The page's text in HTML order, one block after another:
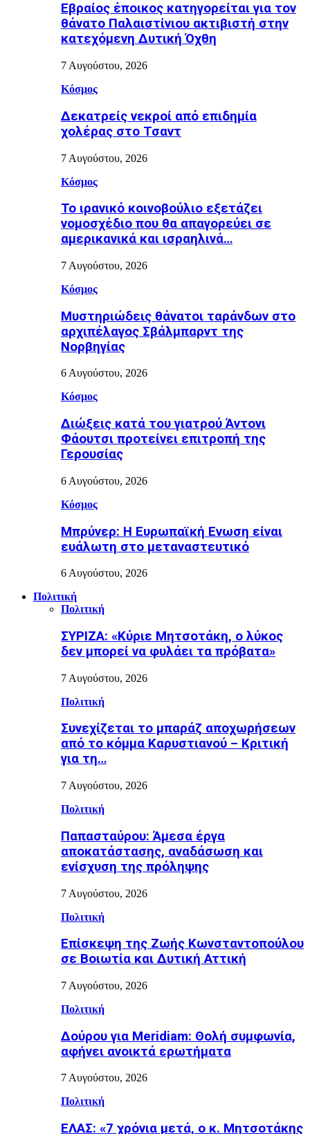
Εβραίος έποικος κατηγορείται για τον
θάνατο Παλαιστίνιου ακτιβιστή στην
κατεχόμενη Δυτική Όχθη
7 Αυγούστου, 2026
Κόσμος
Δεκατρείς νεκροί από επιδημία
χολέρας στο Τσαντ
7 Αυγούστου, 2026
Κόσμος
Το ιρανικό κοινοβούλιο εξετάζει
νομοσχέδιο που θα απαγορεύει σε
αμερικανικά και ισραηλινά…
7 Αυγούστου, 2026
Κόσμος
Μυστηριώδεις θάνατοι ταράνδων στο
αρχιπέλαγος Σβάλμπαρντ της
Νορβηγίας
6 Αυγούστου, 2026
Κόσμος
Διώξεις κατά του γιατρού Άντονι
Φάουτσι προτείνει επιτροπή της
Γερουσίας
6 Αυγούστου, 2026
Κόσμος
Μπρύνερ: Η Ευρωπαϊκή Ενωση είναι
ευάλωτη στο μεταναστευτικό
6 Αυγούστου, 2026
Πολιτική
Πολιτική
ΣΥΡΙΖΑ: «Κύριε Μητσοτάκη, ο λύκος
δεν μπορεί να φυλάει τα πρόβατα»
7 Αυγούστου, 2026
Πολιτική
Συνεχίζεται το μπαράζ αποχωρήσεων
από το κόμμα Καρυστιανού – Κριτική
για τη…
7 Αυγούστου, 2026
Πολιτική
Παπασταύρου: Άμεσα έργα
αποκατάστασης, αναδάσωση και
ενίσχυση της πρόληψης
7 Αυγούστου, 2026
Πολιτική
Επίσκεψη της Ζωής Κωνσταντοπούλου
σε Βοιωτία και Δυτική Αττική
7 Αυγούστου, 2026
Πολιτική
Δούρου για Meridiam: Θολή συμφωνία,
αφήνει ανοικτά ερωτήματα
7 Αυγούστου, 2026
Πολιτική
ΕΛΑΣ: «7 χρόνια μετά, ο κ. Μητσοτάκης